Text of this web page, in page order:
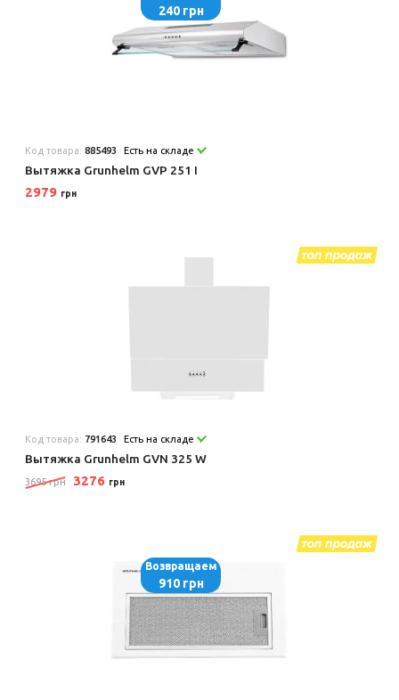
240 грн
Код товара:885493 Есть на складе
Вытяжка Grunhelm GVP 251 I
2979 грн
Код товара: 791643 Есть на складе
Вытяжка Grunhelm GVN 325 W
3695 грн 3276 грн
Возвращаем
910 грн